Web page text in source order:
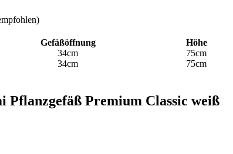
Gefäßöffnung Höhe
34cm 75cm
34cm 75cm
Premium Classic weiß